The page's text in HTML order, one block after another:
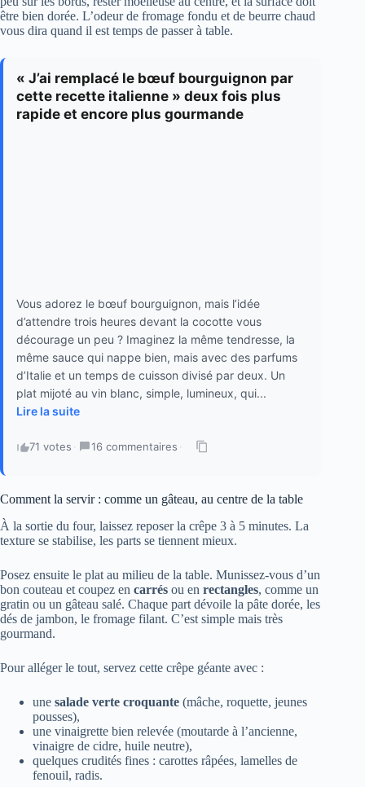
être bien dorée. L’odeur de fromage fondu et de beurre chaud
vous dira quand il est temps de passer à table.
« J’ai remplacé le bœuf bourguignon par
cette recette italienne » deux fois plus
rapide et encore plus gourmande
Vous adorez le bœuf bourguignon, mais l’idée
d’attendre trois heures devant la cocotte vous
décourage un peu ? Imaginez la même tendresse, la
même sauce qui nappe bien, mais avec des parfums
d’Italie et un temps de cuisson divisé par deux. Un
plat mijoté au vin blanc, simple, lumineux, qui...
Lire la suite
71 votes · 16 commentaires ·
Comment la servir : comme un gâteau, au centre de la table
À la sortie du four, laissez reposer la crêpe 3 à 5 minutes. La
texture se stabilise, les parts se tiennent mieux.
Posez ensuite le plat au milieu de la table. Munissez-vous d’un
bon couteau et coupez en carrés ou en rectangles, comme un
gratin ou un gâteau salé. Chaque part dévoile la pâte dorée, les
dés de jambon, le fromage filant. C’est simple mais très
gourmand.
Pour alléger le tout, servez cette crêpe géante avec :
une salade verte croquante (mâche, roquette, jeunes
pousses),
une vinaigrette bien relevée (moutarde à l’ancienne,
vinaigre de cidre, huile neutre),
quelques crudités fines : carottes râpées, lamelles de
fenouil, radis.